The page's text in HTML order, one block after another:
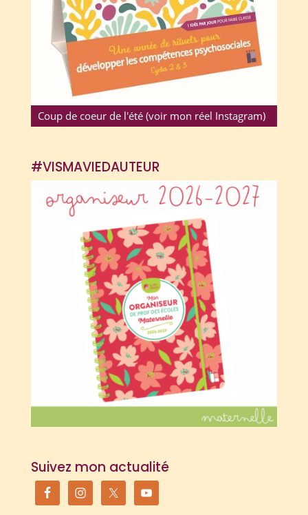
Coup de coeur de l'été (voir mon réel Instagram)
#VISMAVIEDAUTEUR
Suivez mon actualité